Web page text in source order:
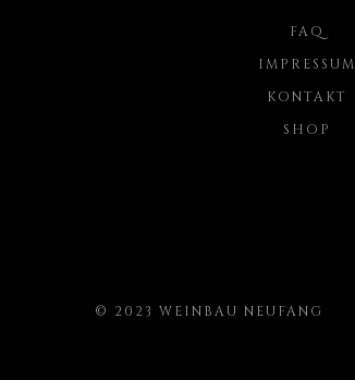
FAQ
IMPRESSUM
KONTAKT
SHOP
© 2023 WEINBAU NEUFANG